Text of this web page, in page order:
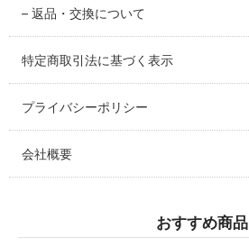
bowl
湯呑・コップ
cup
モーニングセット
morning set
– 返品・交換について
特定商取引法に基づく表示
プライバシーポリシー
会社概要
おすすめ商品